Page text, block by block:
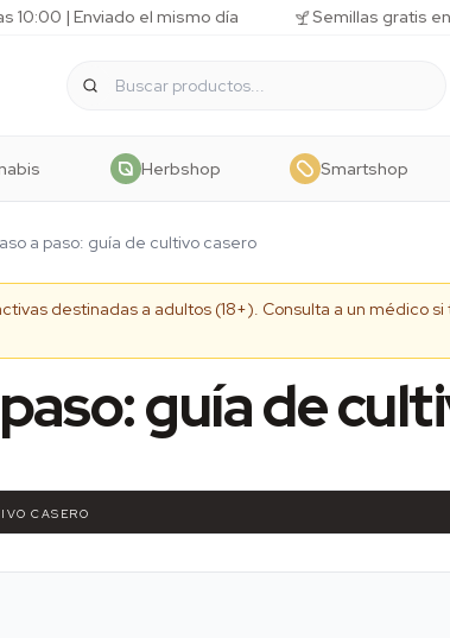
10:00 | Enviado el mismo día Semillas gratis
Herbshop Smartshop
a paso: guía de cultivo casero
destinadas a adultos (18+). Consulta a un médico
guía de
CASERO